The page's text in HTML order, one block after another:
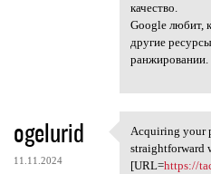
качество.
Google любит,
другие
ранжировании.
ogelurid
11.11.2024
Acquiring
Acquiring your
straightforward
[URL=https://